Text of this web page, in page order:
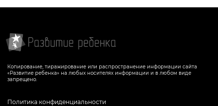
Копирование, тиражирование или распространение информации сайта
«Развитие ребенка» на любых носителях информации и в любом виде
запрещено.
Политика конфиденциальности